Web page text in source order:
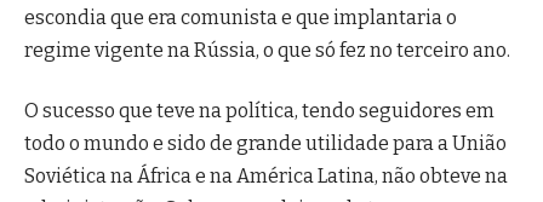
escondia que era comunista e que implantaria o
regime vigente na Rússia, o que só fez no terceiro ano.
O sucesso que teve na política, tendo seguidores em
todo o mundo e sido de grande utilidade para a União
Soviética na África e na América Latina, não obteve na